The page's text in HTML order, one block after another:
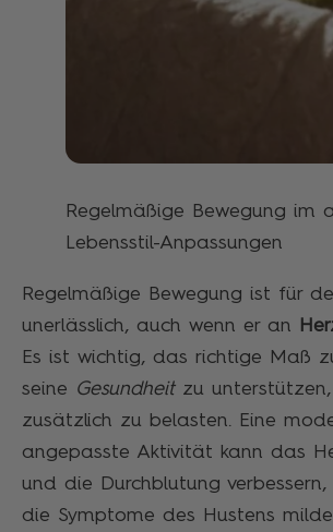
Regelmäßige Bewegung im
Lebensstil-Anpassungen
Regelmäßige Bewegung ist für
unerlässlich, auch wenn er an
Es ist wichtig, das richtige Maß
seine Gesundheitzu unterstützen,
zusätzlich zu belasten. Eine
angepasste Aktivität kann das
und die Durchblutung verbessern,
die Symptome des Hustens